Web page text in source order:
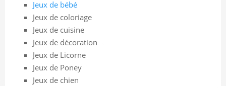
Jeux de bébé
Jeux de coloriage
Jeux de cuisine
Jeux de décoration
Jeux de Licorne
Jeux de Poney
Jeux de chien